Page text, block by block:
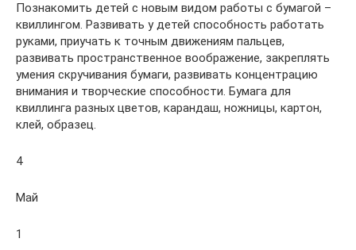
Познакомить детей с новым видом работы с бумагой –
квиллингом. Развивать у детей способность работать
руками, приучать к точным движениям пальцев,
развивать пространственное воображение, закреплять
умения скручивания бумаги, развивать концентрацию
внимания и творческие способности. Бумага для
квиллинга разных цветов, карандаш, ножницы, картон,
клей, образец.
4
Май
1